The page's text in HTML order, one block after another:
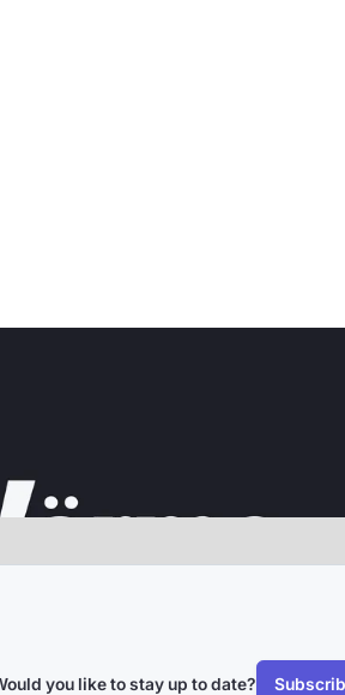
you like to stay up to date?